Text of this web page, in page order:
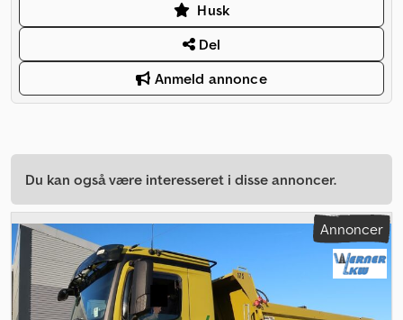
Husk
Del
Anmeld annonce
Du kan også være interesseret i disse annoncer.
Annoncer